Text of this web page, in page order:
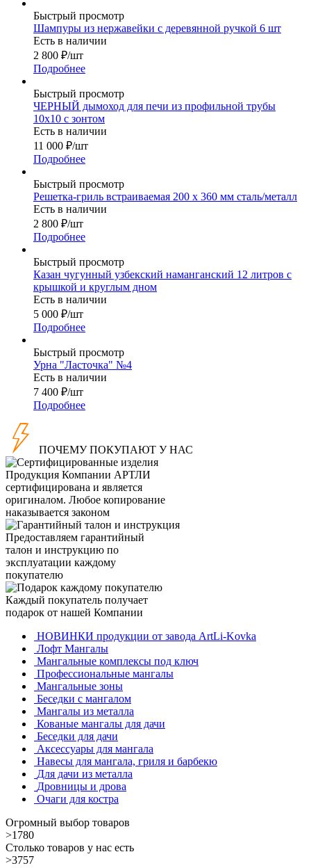
Быстрый просмотр
Шампуры из нержавейки с деревянной ручкой 6 шт
Есть в наличии
2 800 ₽/шт
Подробнее
Быстрый просмотр
ЧЕРНЫЙ дымоход для печи из профильной трубы
10х10 с зонтом
Есть в наличии
11 000 ₽/шт
Подробнее
Быстрый просмотр
Решетка-гриль встраиваемая 200 х 360 мм сталь/металл
Есть в наличии
2 800 ₽/шт
Подробнее
Быстрый просмотр
Казан чугунный узбекский наманганский 12 литров с
крышкой и круглым дном
Есть в наличии
5 000 ₽/шт
Подробнее
Быстрый просмотр
Урна "Ласточка" №4
Есть в наличии
7 400 ₽/шт
Подробнее
ПОЧЕМУ ПОКУПАЮТ У НАС
Продукция Компании АРТЛИ
сертифицирована и является
оригиналом. Любое копирование
наказывается законом
Предоставляем гарантийный
талон и инструкцию по
эксплуатации каждому
покупателю
Каждый покупатель получает
подарок от нашей Компании
НОВИНКИ продукции от завода ArtLi-Kovka
Лофт Мангалы
Мангальные комплексы под ключ
Профессиональные мангалы
Мангальные зоны
Беседки с мангалом
Мангалы из металла
Кованые мангалы для дачи
Беседки для дачи
Аксессуары для мангала
Навесы для мангала, гриля и барбекю
Для дачи из металла
Дровницы и дрова
Очаги для костра
Огромный выбор товаров
>1780
Столько товаров у нас есть
>3757